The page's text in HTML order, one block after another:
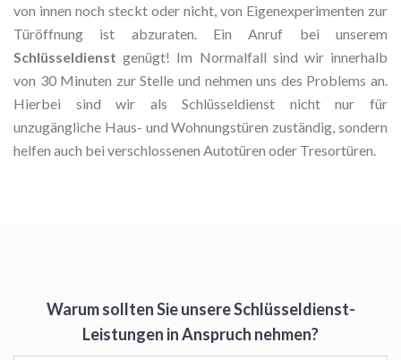
von innen noch steckt oder nicht, von Eigenexperimenten zur
Türöffnung ist abzuraten. Ein Anruf bei unserem
Schlüsseldienstgenügt! Im Normalfall sind wir innerhalb
von 30 Minuten zur Stelle und nehmen uns des Problems an.
Hierbei sind wir als Schlüsseldienst nicht nur für
unzugängliche Haus- und Wohnungstüren zuständig, sondern
helfen auch bei verschlossenen Autotüren oder Tresortüren.
Warum sollten Sie unsere Schlüsseldienst-
Leistungen in Anspruch nehmen?